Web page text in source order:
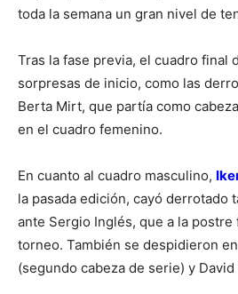
toda la semana un gran nivel de
Tras la fase previa, el cuadro final
sorpresas de inicio, como las
Berta Mirt, que partía como
en el cuadro femenino.
En cuanto al cuadro masculino,
la pasada edición, cayó derrotado
ante Sergio Inglés, que a la
torneo. También se despidieron
(segundo cabeza de serie) y